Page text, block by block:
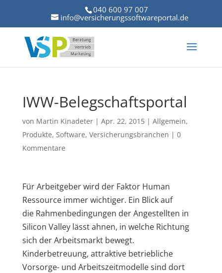
040 600 97 007
info@versicherungssoftwareportal.de
IWW-Belegschaftsportal
von Martin Kinadeter| Apr. 22, 2015| Allgemein,
Produkte, Software, Versicherungsbranchen | 0
Kommentare
Für Arbeitgeber wird der Faktor Human
Ressource immer wichtiger. Ein Blick auf
die Rahmenbedingungen der Angestellten in
Silicon Valley lässt ahnen, in welche Richtung
sich der Arbeitsmarkt bewegt.
Kinderbetreuung, attraktive betriebliche
Vorsorge- und Arbeitszeitmodelle sind dort